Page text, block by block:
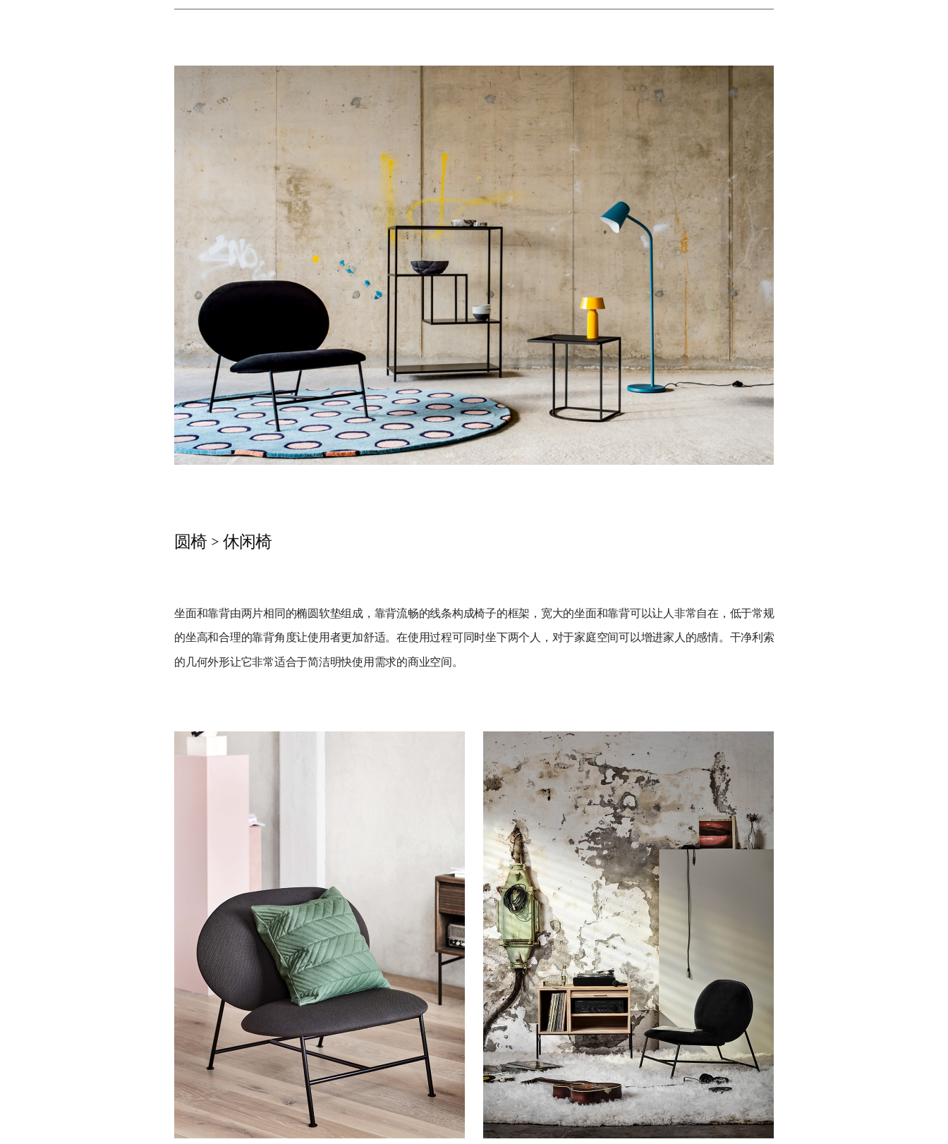
圆椅 > 休闲椅
坐面和靠背由两片相同的椭圆软垫组成，靠背流畅的线条构成椅子的框架，宽大的坐面和靠背可以让人非常自在，低于常规
的坐高和合理的靠背角度让使用者更加舒适。在使用过程可同时坐下两个人，对于家庭空间可以增进家人的感情。干净利索
的几何外形让它非常适合于简洁明快使用需求的商业空间。